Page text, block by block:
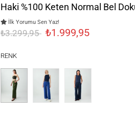
Haki %100 Keten Normal Bel
İlk Yorumu Sen Yaz!
₺3.299,95 ₺1.999,95
RENK